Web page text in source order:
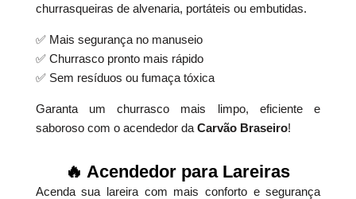
churrasqueiras de alvenaria, portáteis ou embutidas.
✅ Mais segurança no manuseio
✅ Churrasco pronto mais rápido
✅ Sem resíduos ou fumaça tóxica
Garanta um churrasco mais limpo, eficiente e
saboroso com o acendedor da Carvão Braseiro!
🔥 Acendedor para Lareiras
Acenda sua lareira com mais conforto e segurança